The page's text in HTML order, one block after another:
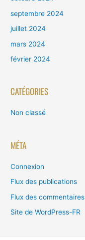
septembre 2024
juillet 2024
mars 2024
février 2024
CATÉGORIES
Non classé
MÉTA
Connexion
Flux des publications
Flux des commentaires
Site de WordPress-FR